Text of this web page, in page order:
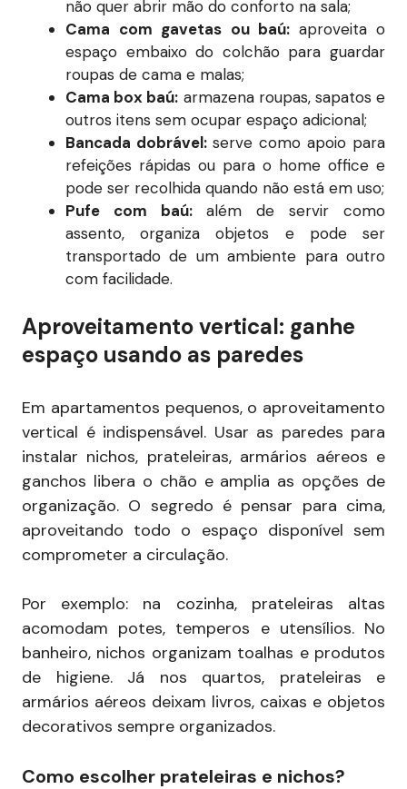
não quer abrir mão do conforto na sala;
Cama com gavetas ou baú: aproveita o
espaço embaixo do colchão para guardar
roupas de cama e malas;
Cama box baú: armazena roupas, sapatos e
outros itens sem ocupar espaço adicional;
Bancada dobrável: serve como apoio para
refeições rápidas ou para o home office e
pode ser recolhida quando não está em uso;
Pufe com baú: além de servir como
assento, organiza objetos e pode ser
transportado de um ambiente para outro
com facilidade.
Aproveitamento vertical: ganhe
espaço usando as paredes
Em apartamentos pequenos, o aproveitamento
vertical é indispensável. Usar as paredes para
instalar nichos, prateleiras, armários aéreos e
ganchos libera o chão e amplia as opções de
organização. O segredo é pensar para cima,
aproveitando todo o espaço disponível sem
comprometer a circulação.
Por exemplo: na cozinha, prateleiras altas
acomodam potes, temperos e utensílios. No
banheiro, nichos organizam toalhas e produtos
de higiene. Já nos quartos, prateleiras e
armários aéreos deixam livros, caixas e objetos
decorativos sempre organizados.
Como escolher prateleiras e nichos?